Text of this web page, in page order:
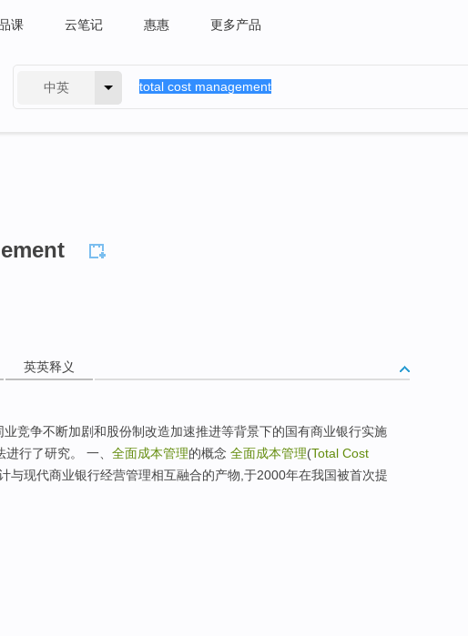
课 云笔记 惠惠 更多产品
中英
英英释义
业竞争不断加剧和股份制改造加速推进等背景下的国有商业银行实施
行了研究。 一、 全面成本管理的概念 全面成本管理(Total Cost
与现代商业银行经营管理相互融合的产物,于2000年在我国被首次提